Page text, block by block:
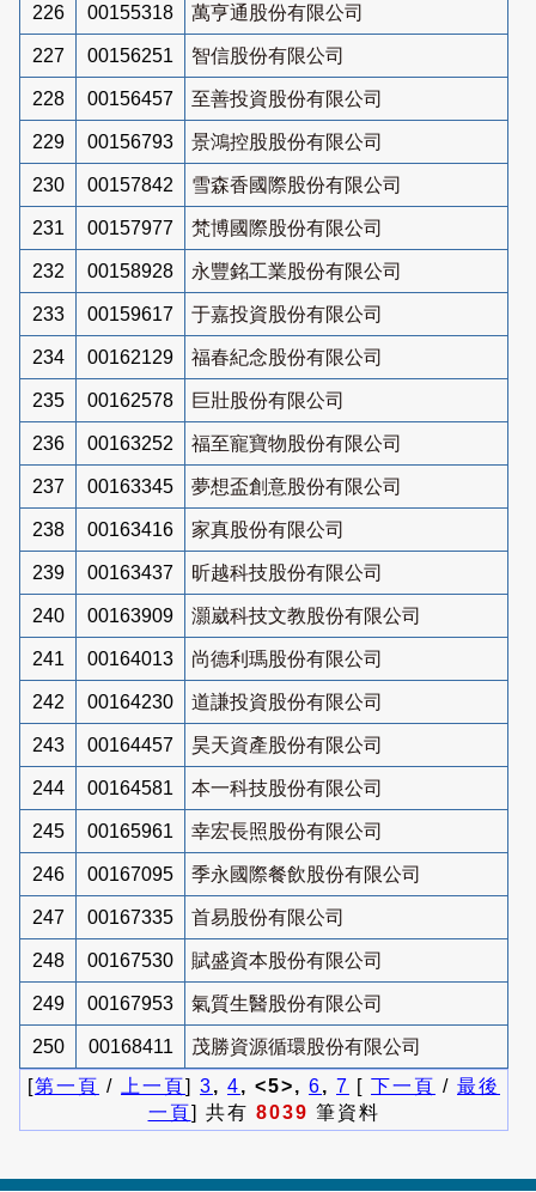
226 00155318 萬亨通股份有限公司
227 00156251 智信股份有限公司
228 00156457 至善投資股份有限公司
229 00156793 景鴻控股股份有限公司
230 00157842 雪森香國際股份有限公司
231 00157977 梵博國際股份有限公司
232 00158928 永豐銘工業股份有限公司
233 00159617 于嘉投資股份有限公司
234 00162129 福春紀念股份有限公司
235 00162578 巨壯股份有限公司
236 00163252 福至寵寶物股份有限公司
237 00163345 夢想盃創意股份有限公司
238 00163416 家真股份有限公司
239 00163437 昕越科技股份有限公司
240 00163909 灝崴科技文教股份有限公司
241 00164013 尚德利瑪股份有限公司
242 00164230 道謙投資股份有限公司
243 00164457 昊天資產股份有限公司
244 00164581 本一科技股份有限公司
245 00165961 幸宏長照股份有限公司
246 00167095 季永國際餐飲股份有限公司
247 00167335 首易股份有限公司
248 00167530 賦盛資本股份有限公司
249 00167953 氣質生醫股份有限公司
250 00168411
茂勝資源循環股份有限公司
[第一頁 / 上一頁] 3, 4, <5>, 6, 7 [ 下一頁 / 最後
一頁] 共有 8039 筆資料